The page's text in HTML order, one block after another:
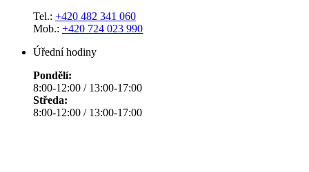
Tel.: +420 482 341 060
Mob.: +420 724 023 990
Úřední hodiny
Pondělí:
8:00-12:00 / 13:00-17:00
Středa:
8:00-12:00 / 13:00-17:00